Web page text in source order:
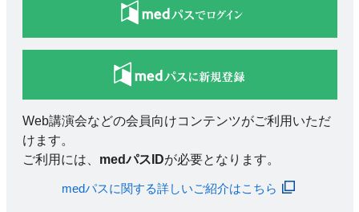
Web講演会などの会員向けコンテンツがご利用いただ
けます。
ご利用には、 medパスIDが必要となります。
medパスに関する詳しいご紹介はこちら